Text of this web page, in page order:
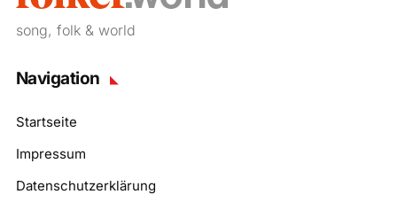
song, folk & world
Navigation
Startseite
Impressum
Datenschutzerklärung